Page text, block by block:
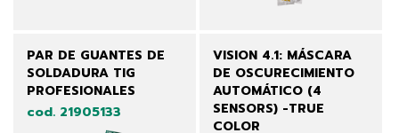
PAR DE GUANTES DE
SOLDADURA TIG
PROFESIONALES
cod. 21905133
VISION 4.1: MÁSCARA
DE OSCURECIMIENTO
AUTOMÁTICO (4
SENSORS) -TRUE
COLOR